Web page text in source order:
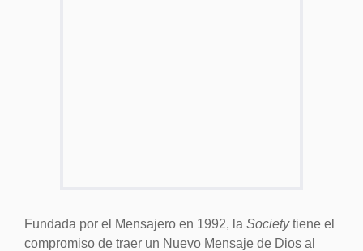
Fundada por el Mensajero en 1992, la Societytiene el
compromiso de traer un Nuevo Mensaje de Dios al